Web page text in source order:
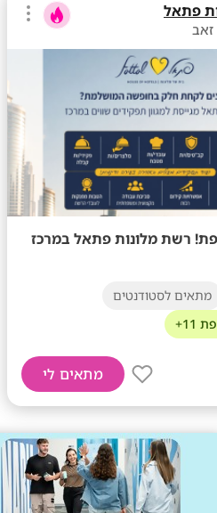
פתאל
רשת מלונות פתאל במרכז
מתאים לסטודנטים
מתאים לי